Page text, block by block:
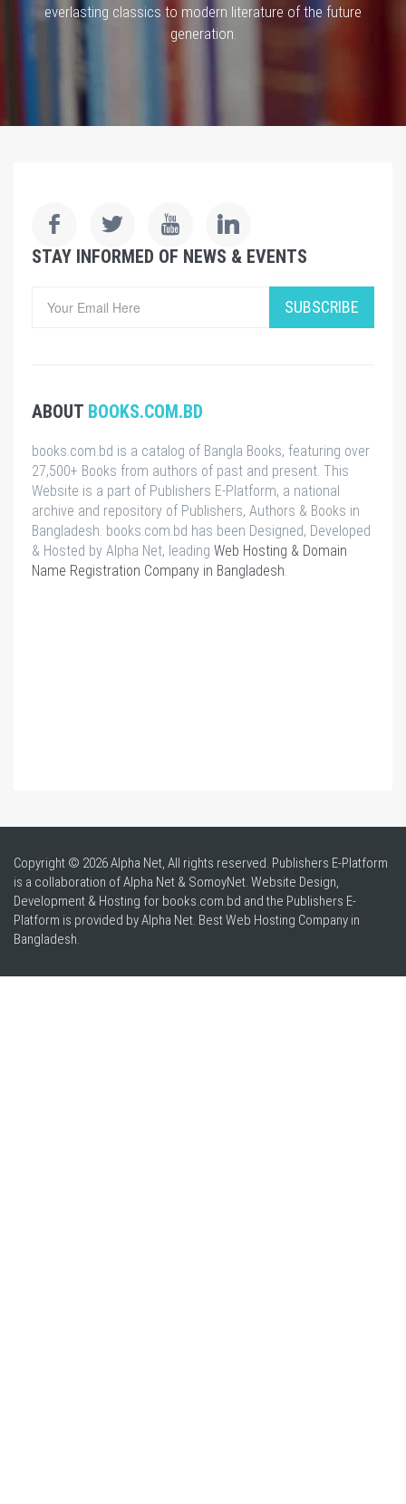
everlasting classics to modern literature of the future
generation.
STAY INFORMED OF NEWS & EVENTS
SUBSCRIBE
ABOUT BOOKS.COM.BD
books.com.bd is a catalog of Bangla Books, featuring over
27,500+ Books from authors of past and present. This
Website is a part of Publishers E-Platform, a national
archive and repository of Publishers, Authors & Books in
Bangladesh. books.com.bd has been Designed, Developed
& Hosted by Alpha Net, leading Web Hosting & Domain
Name Registration Company in Bangladesh
Copyright © 2026 Alpha Net, All rights reserved. Publishers E-Platform
is a collaboration of Alpha Net & SomoyNet. Website Design,
Development & Hosting for books.com.bd and the Publishers E-
Platform is provided by Alpha Net. BestWeb Hosting Company in
Bangladesh.